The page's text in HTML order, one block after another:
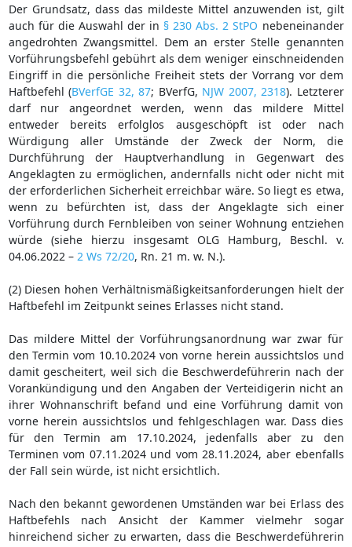
Der Grundsatz, dass das mildeste Mittel anzuwenden ist, gilt
auch für die Auswahl der in § 230 Abs. 2 StPO nebeneinander
angedrohten Zwangsmittel. Dem an erster Stelle genannten
Vorführungsbefehl gebührt als dem weniger einschneidenden
Eingriff in die persönliche Freiheit stets der Vorrang vor dem
Haftbefehl (BVerfGE 32, 87; BVerfG, NJW 2007, 2318). Letzterer
darf nur angeordnet werden, wenn das mildere Mittel
entweder bereits erfolglos ausgeschöpft ist oder nach
Würdigung aller Umstände der Zweck der Norm, die
Durchführung der Hauptverhandlung in Gegenwart des
Angeklagten zu ermöglichen, andernfalls nicht oder nicht mit
der erforderlichen Sicherheit erreichbar wäre. So liegt es etwa,
wenn zu befürchten ist, dass der Angeklagte sich einer
Vorführung durch Fernbleiben von seiner Wohnung entziehen
würde (siehe hierzu insgesamt OLG Hamburg, Beschl. v.
04.06.2022 – 2 Ws 72/20, Rn. 21 m. w. N.).
(2) Diesen hohen Verhältnismäßigkeitsanforderungen hielt der
Haftbefehl im Zeitpunkt seines Erlasses nicht stand.
Das mildere Mittel der Vorführungsanordnung war zwar für
den Termin vom 10.10.2024 von vorne herein aussichtslos und
damit gescheitert, weil sich die Beschwerdeführerin nach der
Vorankündigung und den Angaben der Verteidigerin nicht an
ihrer Wohnanschrift befand und eine Vorführung damit von
vorne herein aussichtslos und fehlgeschlagen war. Dass dies
für den Termin am 17.10.2024, jedenfalls aber zu den
Terminen vom 07.11.2024 und vom 28.11.2024, aber ebenfalls
der Fall sein würde, ist nicht ersichtlich.
Nach den bekannt gewordenen Umständen war bei Erlass des
Haftbefehls nach Ansicht der Kammer vielmehr sogar
hinreichend sicher zu erwarten, dass die Beschwerdeführerin